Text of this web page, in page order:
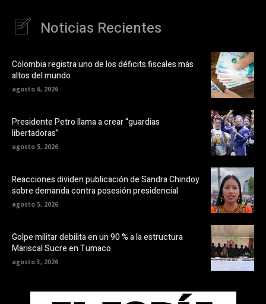
Noticias Recientes
Colombia registra uno de los déficits fiscales más
altos del mundo
agosto 6, 2026
Presidente Petro llama a crear “guardias
libertadoras”
agosto 5, 2026
Reacciones dividen publicación de Sandra Chindoy
sobre demanda contra posesión presidencial
agosto 5, 2026
Golpe militar debilita en un 90 % a la estructura
Mariscal Sucre en Tumaco
agosto 3, 2026